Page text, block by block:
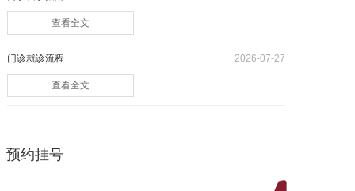
科研教学
党建工作
院务公开
人才引进
查看全文
门诊就诊流程 2026-07-27
查看全文
预约挂号